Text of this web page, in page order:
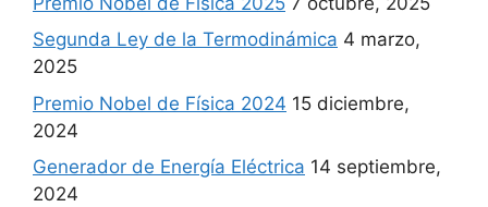
Segunda Ley de la Termodinámica 4 marzo,
2025
Premio Nobel de Física 2024 15 diciembre,
2024
Generador de Energía Eléctrica 14 septiembre,
2024